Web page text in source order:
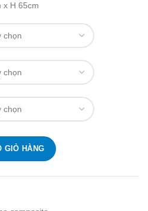
x H 65cm
GIỎ HÀNG